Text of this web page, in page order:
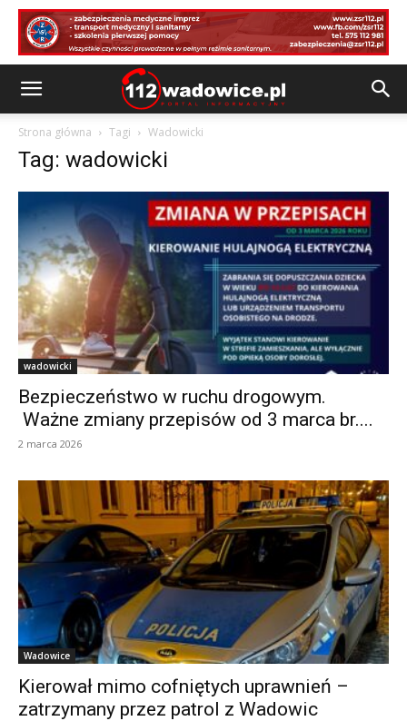
Strona główna Tagi Wadowicki
Tag: wadowicki
wadowicki
Bezpieczeństwo w ruchu drogowym.
Ważne zmiany przepisów od 3 marca br....
2 marca 2026
Wadowice
Kierował mimo cofniętych uprawnień –
zatrzymany przez patrol z Wadowic